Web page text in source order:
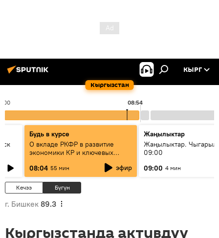
Кыргызстан
КЫРГ
08:54
Будь в курсе
О вкладе РКФР в развитие
экономики КР и ключевых
08:04 55 мин эфир
Жаңылыктар
Жаңылыктар.
09:00
09:00 4 мин
Кечээ Бүгүн
г. Бишкек 89.3
Кыргызстанда активдүү